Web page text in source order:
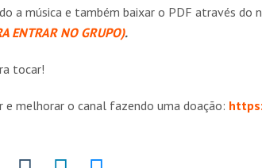
a música e também baixar o PDF através do
ENTRAR NO GRUPO).
tocar!
melhorar o canal fazendo uma doação: